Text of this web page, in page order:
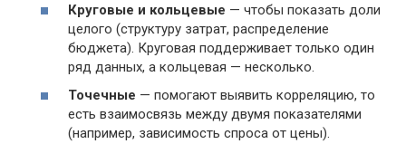
Круговые и кольцевые — чтобы показать доли
целого (структуру затрат, распределение
бюджета). Круговая поддерживает только один
ряд данных, а кольцевая — несколько.
Точечные — помогают выявить корреляцию, то
есть взаимосвязь между двумя показателями
(например, зависимость спроса от цены).